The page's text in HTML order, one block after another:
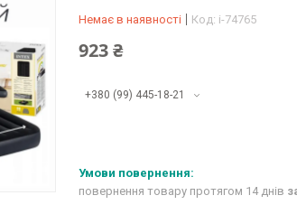
Немає в наявності Код: i-74765
923 ₴
+380 (99) 445-18-21
повернення товару протягом 14 днів